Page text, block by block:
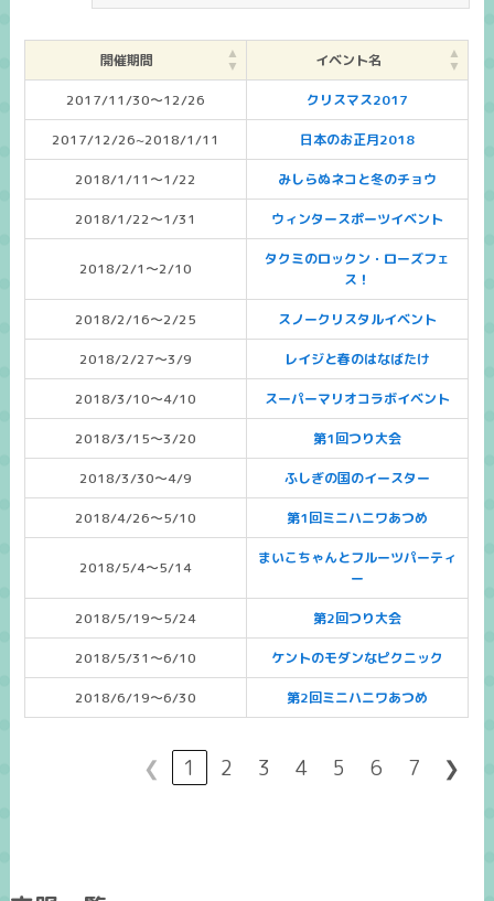
開催期間 イベント名
2017/11/30～12/26 クリスマス2017
2017/12/26~2018/1/11 日本のお正月2018
2018/1/11～1/22 みしらぬネコと冬のチョウ
2018/1/22～1/31 ウィンタースポーツイベント
2018/2/1～2/10
タクミのロックン・ローズフェ
ス！
2018/2/16～2/25 スノークリスタルイベント
2018/2/27～3/9 レイジと春のはなばたけ
2018/3/10～4/10 スーパーマリオコラボイベント
2018/3/15～3/20 第1回つり大会
2018/3/30～4/9 ふしぎの国のイースター
2018/4/26～5/10 第1回ミニハニワあつめ
2018/5/4～5/14
まいこちゃんとフルーツパーティ
ー
2018/5/19～5/24 第2回つり大会
2018/5/31～6/10 ケントのモダンなピクニック
2018/6/19～6/30 第2回ミニハニワあつめ
❮ 1 2 3 4 5 6 7 ❯